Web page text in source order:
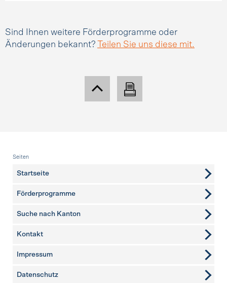
Sind Ihnen weitere Förderprogramme oder
Änderungen bekannt?
Teilen Sie uns diese mit.
Fusszeile
Seiten
Startseite
Förderprogramme
Suche nach Kanton
weitere Seiten
Kontakt
Impressum
Datenschutz